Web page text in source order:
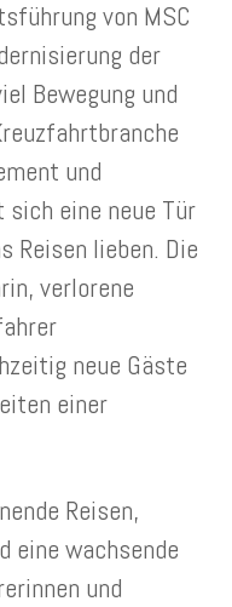
von MSC
der
Bewegung und
und
eine neue Tür
Reisen lieben. Die
verlorene
neue Gäste
einer
Reisen,
eine wachsende
und